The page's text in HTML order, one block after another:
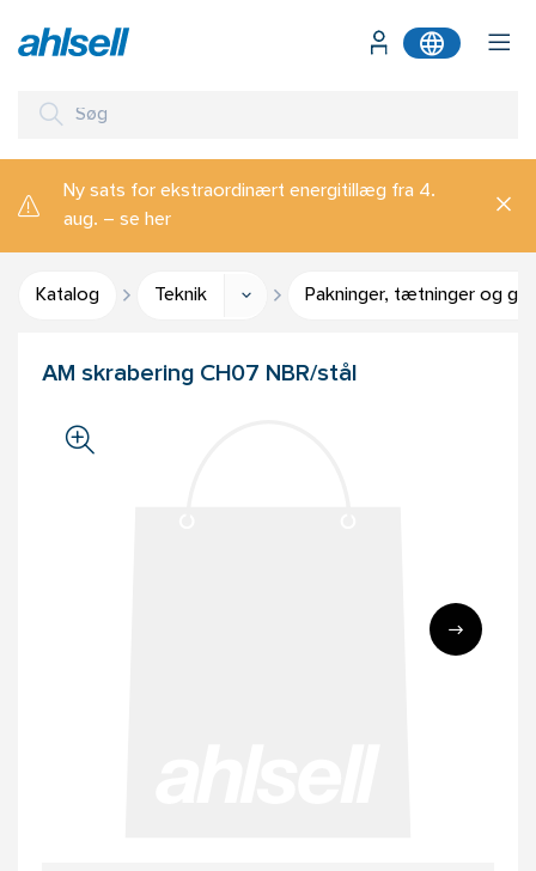
Ny sats for ekstraordinært energitillæg fra 4.
aug. – se her
Katalog Teknik Pakninger, tætninger og
AM skrabering CH07 NBR/stål